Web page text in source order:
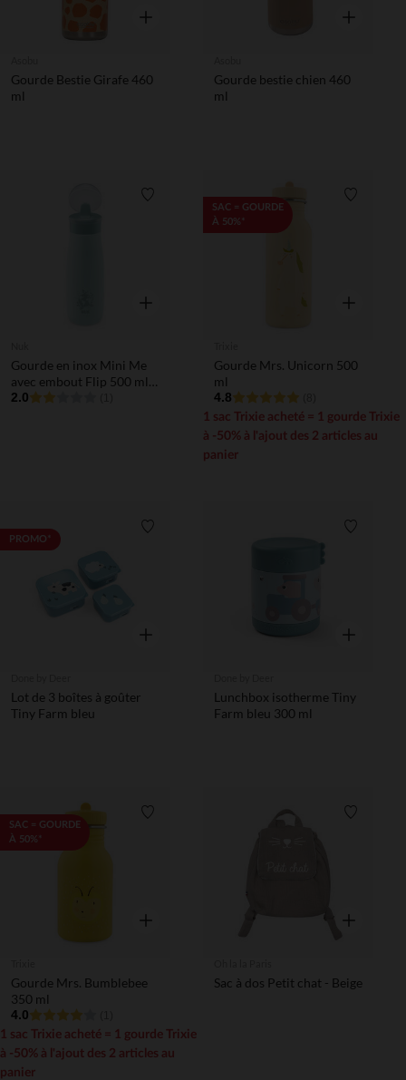
Aperçu rapide
Gourde Bestie Girafe 460
ml
Aperçu
Gourde bestie chien 460
ml
Liste de souhaits
Aperçu rapide
Gourde en inox Mini Me
avec embout Flip 500 ml
vert
2.0
SAC = GOURDE
À 50%*
Aperçu
Gourde Mrs. Unicorn 500
ml
4.8
1 sac Trixie acheté = 1 gourde Trixie
à -50% à l'ajout des 2 articles au
panier
PROMO*
Aperçu rapide
Lot de 3 boîtes à goûter
Tiny Farm bleu
Aperçu
Lunchbox isotherme Tiny
Farm bleu 300 ml
SAC = GOURDE
À 50%*
Aperçu rapide
Gourde Mrs. Bumblebee
350 ml
4.0
1 sac Trixie acheté = 1 gourde Trixie
à -50% à l'ajout des 2 articles au
panier
Aperçu
Sac à dos Petit chat - Beige